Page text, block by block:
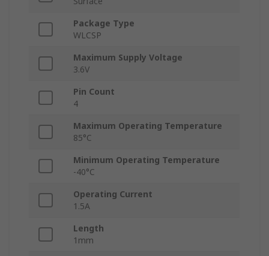
Package Type
WLCSP
Maximum Supply Voltage
3.6V
Pin Count
4
Maximum Operating Temperature
85°C
Minimum Operating Temperature
-40°C
Operating Current
1.5A
Length
1mm